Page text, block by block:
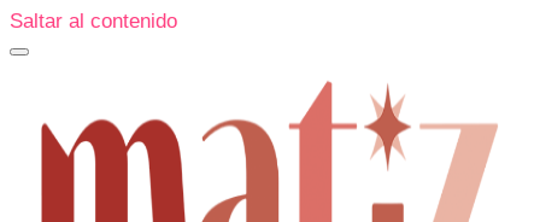
Saltar al contenido